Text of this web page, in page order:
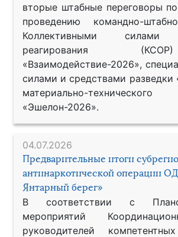
вторые штабные переговоры
проведению командно-
Коллективными силами
реагирования
«Взаимодействие-2026»,
силами и средствами разведки
материально-
«Эшелон-2026».
04.07.2026
Предварительные итоги
антинаркотической операции
Янтарный берег»
В соответствии с
мероприятий
руководителей